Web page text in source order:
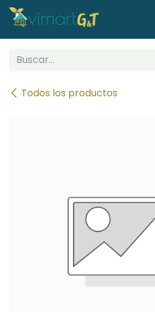
Ir al contenido
Todos los productos